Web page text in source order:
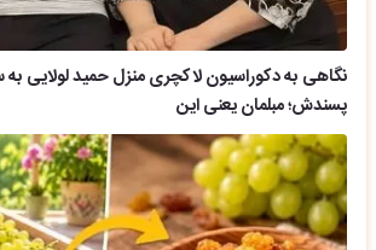
نگاهی به دکوراسیون لاکچری منزل حمید لولایی
پسندش؛ مبلمان یعنی این